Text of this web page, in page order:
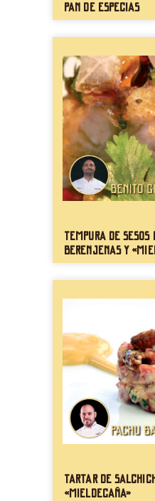
pan de especias
Tempura de
berenjenas y
Tartar de
«mieldecaña»